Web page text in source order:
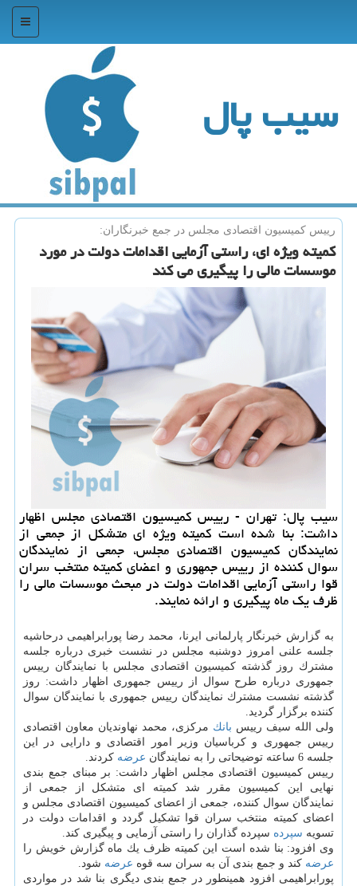
منو
سیب پال
رییس كمیسیون اقتصادی مجلس در جمع خبرنگاران:
كمیته ویژه ای، راستی آزمایی اقدامات دولت در مورد
موسسات مالی را پیگیری می كند
سیب پال: تهران - رییس كمیسیون اقتصادی مجلس اظهار
داشت: بنا شده است كمیته ویژه ای متشكل از جمعی از
نمایندگان كمیسیون اقتصادی مجلس، جمعی از نمایندگان
سوال كننده از رییس جمهوری و اعضای كمیته منتخب سران
قوا راستی آزمایی اقدامات دولت در مبحث موسسات مالی را
ظرف یك ماه پیگیری و ارائه نمایند.
به گزارش خبرنگار پارلمانی ایرنا، محمد رضا پورابراهیمی درحاشیه
جلسه علنی امروز دوشنبه مجلس در نشست خبری درباره جلسه
مشترك روز گذشته كمیسیون اقتصادی مجلس با نمایندگان رییس
جمهوری درباره طرح سوال از رییس جمهوری اظهار داشت: روز
گذشته نشست مشترك نمایندگان رییس جمهوری با نمایندگان سوال
كننده برگزار گردید.
ولی الله سیف رییس بانك مركزی، محمد نهاوندیان معاون اقتصادی
رییس جمهوری و كرباسیان وزیر امور اقتصادی و دارایی در این
جلسه 6 ساعته توضیحاتی را به نمایندگان
عرضه كردند.
رییس كمیسیون اقتصادی مجلس اظهار داشت: بر مبنای جمع بندی
نهایی این كمیسیون مقرر شد كمیته ای متشكل از جمعی از
نمایندگان سوال كننده، جمعی از اعضای كمیسیون اقتصادی مجلس و
اعضای كمیته منتخب سران قوا تشكیل گردد و اقدامات دولت در
تسویه سپرده سپرده گذاران را راستی آزمایی و پیگیری كند.
وی افزود: بنا شده است این كمیته ظرف یك ماه گزارش خویش را
عرضه كند و جمع بندی آن به سران سه قوه عرضه شود.
پورابراهیمی افزود همینطور در جمع بندی دیگری بنا شد در مواردی